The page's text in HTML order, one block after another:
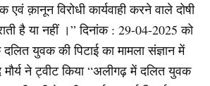
क़ानून विरोधी कार्यवाही करने वाले दोषी
है या नहीं ।” दिनांक : 29-04-2025 को
युवक की पिटाई का मामला संज्ञान में
ने ट्वीट किया “अलीगढ़ में दलित युवक